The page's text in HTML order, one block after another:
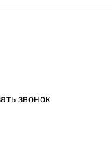
звонок